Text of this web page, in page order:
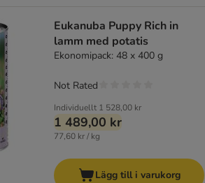
Eukanuba Puppy Rich in
lamm med potatis
Ekonomipack: 48 x 400 g
Individuellt 1 528,00 kr
1 489,00 kr
77,60 kr / kg
Not Rated
Lägg till i varukorg